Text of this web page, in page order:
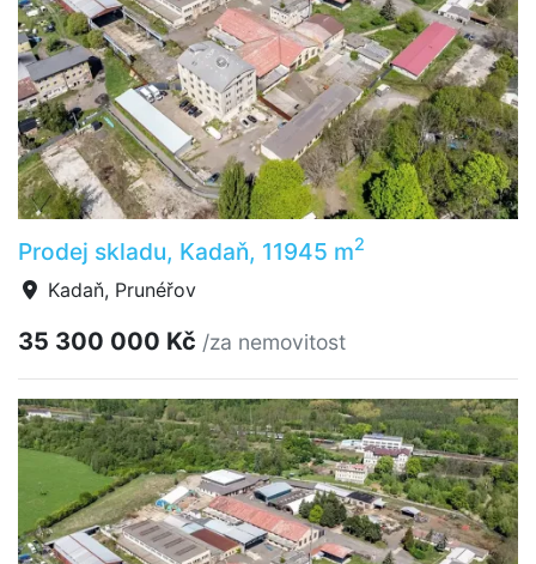
Prodej skladu, Kadaň, 11945 m2
Kadaň, Prunéřov
35 300 000 Kč /za nemovitost